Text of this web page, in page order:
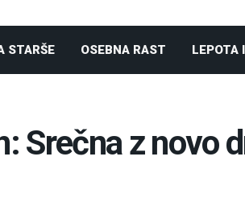
STARŠE OSEBNA RAST LEPOTA
Srečna z novo